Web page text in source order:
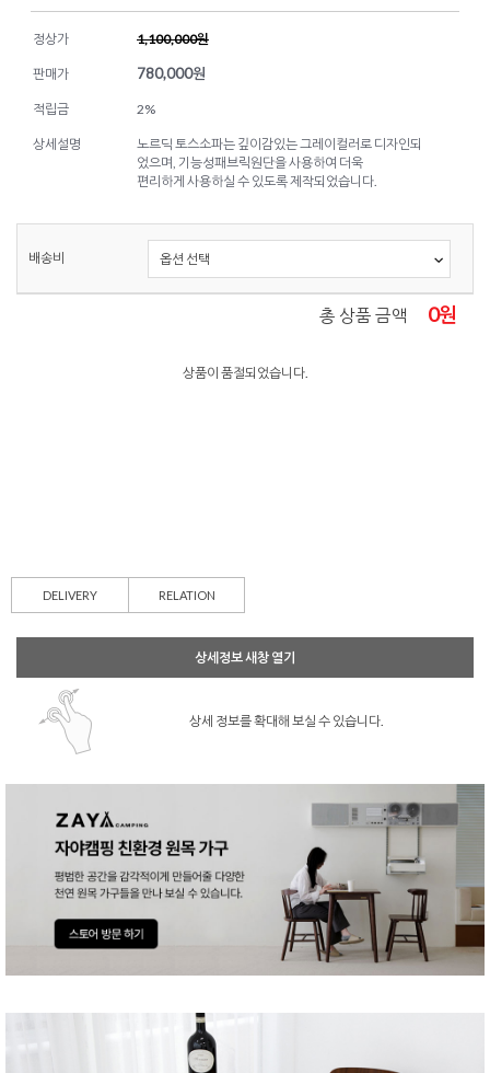
정상가 1,100,000원
판매가 780,000원
적립금 2%
상세설명
노르딕 토스소파는 깊이감있는 그레이컬러로 디자인되
었으며, 기능성패브릭원단을 사용하여 더욱
편리하게 사용하실 수 있도록 제작되었습니다.
배송비
총 상품 금액 0원
상품이 품절되었습니다.
DELIVERY RELATION
상세정보 새창 열기
상세 정보를 확대해 보실 수 있습니다.